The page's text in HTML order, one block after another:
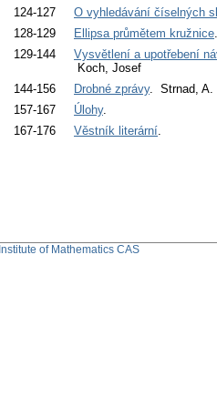
124-127
O vyhledávání číselných
128-129
Ellipsa průmětem kružnice
129-144
Vysvětlení a upotřebení
Koch, Josef
144-156
Drobné zprávy. Strnad, A.
157-167
Úlohy.
167-176
Věstník literární.
Institute of Mathematics CAS